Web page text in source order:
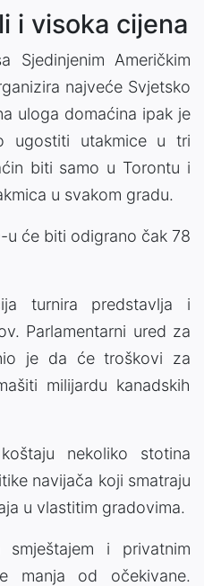
i visoka cijena
Sjedinjenim Američkim
najveće Svjetsko
uloga domaćina ipak je
ugostiti utakmice u tri
biti samo u Torontu i
u svakom gradu.
u će biti odigrano čak 78
turnira predstavlja i
Parlamentarni ured za
je da će troškovi za
milijardu kanadskih
nekoliko stotina
navijača koji smatraju
u vlastitim gradovima.
smještajem i privatnim
manja od očekivane.